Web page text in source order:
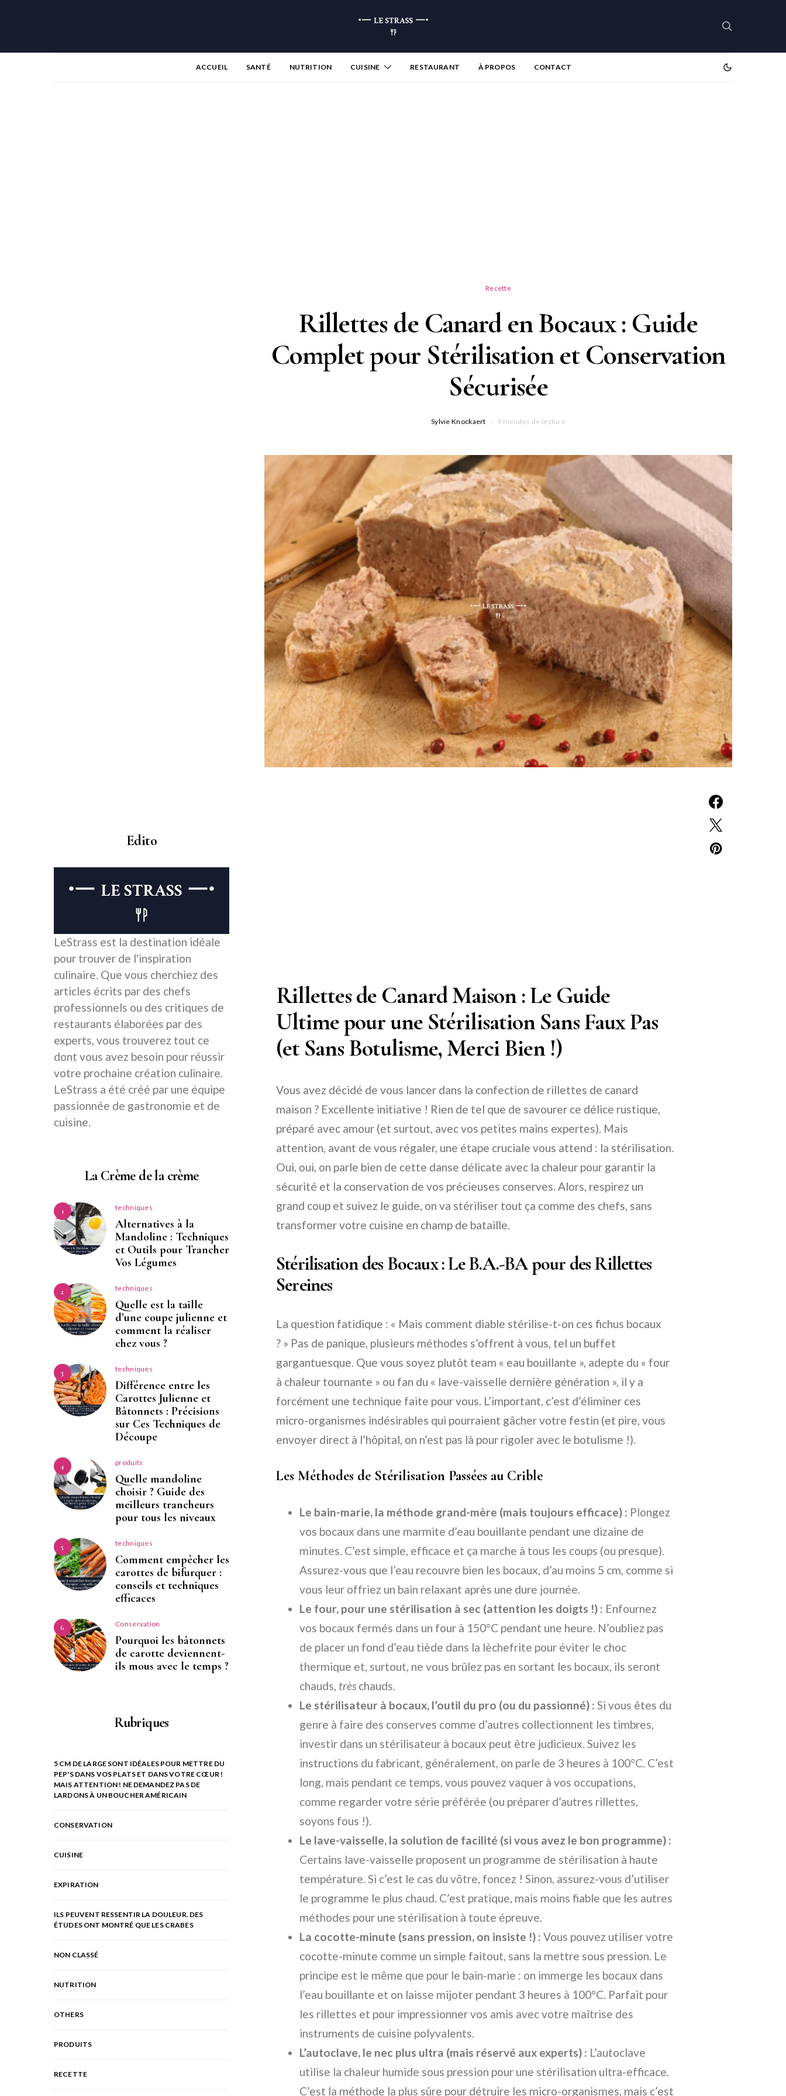
ACCUEIL SANTÉ NUTRITION CUISINE RESTAURANT À PROPOS CONTACT
Recette
Rillettes de Canard en Bocaux : Guide
Complet pour Stérilisation et Conservation
Sécurisée
Sylvie Knockaert 9 minutes de lecture
Rillettes de Canard Maison : Le Guide
Ultime pour une Stérilisation Sans Faux Pas
(et Sans Botulisme, Merci Bien !)
Vous avez décidé de vous lancer dans la confection de rillettes de canard
maison ? Excellente initiative ! Rien de tel que de savourer ce délice rustique,
préparé avec amour (et surtout, avec vos petites mains expertes). Mais
attention, avant de vous régaler, une étape cruciale vous attend : la stérilisation.
Oui, oui, on parle bien de cette danse délicate avec la chaleur pour garantir la
sécurité et la conservation de vos précieuses conserves. Alors, respirez un
grand coup et suivez le guide, on va stériliser tout ça comme des chefs, sans
transformer votre cuisine en champ de bataille.
Stérilisation des Bocaux : Le B.A.-BA pour des Rillettes
Sereines
La question fatidique : « Mais comment diable stérilise-t-on ces fichus bocaux
? » Pas de panique, plusieurs méthodes s’offrent à vous, tel un buffet
gargantuesque. Que vous soyez plutôt team « eau bouillante », adepte du « four
à chaleur tournante » ou fan du « lave-vaisselle dernière génération », il y a
forcément une technique faite pour vous. L’important, c’est d’éliminer ces
micro-organismes indésirables qui pourraient gâcher votre festin (et pire, vous
envoyer direct à l’hôpital, on n’est pas là pour rigoler avec le botulisme !).
Les Méthodes de Stérilisation Passées au Crible
Le bain-marie, la méthode grand-mère (mais toujours efficace) : Plongez
vos bocaux dans une marmite d’eau bouillante pendant une dizaine de
minutes. C’est simple, efficace et ça marche à tous les coups (ou presque).
Assurez-vous que l’eau recouvre bien les bocaux, d’au moins 5 cm, comme si
vous leur offriez un bain relaxant après une dure journée.
Le four, pour une stérilisation à sec (attention les doigts !) : Enfournez
vos bocaux fermés dans un four à 150°C pendant une heure. N’oubliez pas
de placer un fond d’eau tiède dans la lèchefrite pour éviter le choc
thermique et, surtout, ne vous brûlez pas en sortant les bocaux, ils seront
chauds, très chauds.
Le stérilisateur à bocaux, l’outil du pro (ou du passionné) : Si vous êtes du
genre à faire des conserves comme d’autres collectionnent les timbres,
investir dans un stérilisateur à bocaux peut être judicieux. Suivez les
instructions du fabricant, généralement, on parle de 3 heures à 100°C. C’est
long, mais pendant ce temps, vous pouvez vaquer à vos occupations,
comme regarder votre série préférée (ou préparer d’autres rillettes,
soyons fous !).
Le lave-vaisselle, la solution de facilité (si vous avez le bon programme) :
Certains lave-vaisselle proposent un programme de stérilisation à haute
température. Si c’est le cas du vôtre, foncez ! Sinon, assurez-vous d’utiliser
le programme le plus chaud. C’est pratique, mais moins fiable que les autres
méthodes pour une stérilisation à toute épreuve.
La cocotte-minute (sans pression, on insiste !) : Vous pouvez utiliser votre
cocotte-minute comme un simple faitout, sans la mettre sous pression. Le
principe est le même que pour le bain-marie : on immerge les bocaux dans
l’eau bouillante et on laisse mijoter pendant 3 heures à 100°C. Parfait pour
les rillettes et pour impressionner vos amis avec votre maîtrise des
instruments de cuisine polyvalents.
L’autoclave, le nec plus ultra (mais réservé aux experts) : L’autoclave
utilise la chaleur humide sous pression pour une stérilisation ultra-efficace.
C’est la méthode la plus sûre pour détruire les micro-organismes, mais c’est
Edito
LeStrass est la destination idéale
pour trouver de l'inspiration
culinaire. Que vous cherchiez des
articles écrits par des chefs
professionnels ou des critiques de
restaurants élaborées par des
experts, vous trouverez tout ce
dont vous avez besoin pour réussir
votre prochaine création culinaire.
LeStrass a été créé par une équipe
passionnée de gastronomie et de
cuisine.
La Crème de la crème
1 techniques
Alternatives à la
Mandoline : Techniques
et Outils pour Trancher
Vos Légumes
2 techniques
Quelle est la taille
d’une coupe julienne et
comment la réaliser
chez vous ?
3 techniques
Différence entre les
Carottes Julienne et
Bâtonnets : Précisions
sur Ces Techniques de
Découpe
4 produits
Quelle mandoline
choisir ? Guide des
meilleurs trancheurs
pour tous les niveaux
5 techniques
Comment empêcher les
carottes de bifurquer :
conseils et techniques
efficaces
6 Conservation
Pourquoi les bâtonnets
de carotte deviennent-
ils mous avec le temps ?
Rubriques
5 CM DE LARGE SONT IDÉALES POUR METTRE DU
PEP'S DANS VOS PLATS ET DANS VOTRE CŒUR !
MAIS ATTENTION ! NE DEMANDEZ PAS DE
LARDONS À UN BOUCHER AMÉRICAIN
CONSERVATION
CUISINE
EXPIRATION
ILS PEUVENT RESSENTIR LA DOULEUR. DES
ÉTUDES ONT MONTRÉ QUE LES CRABES
NON CLASSÉ
NUTRITION
OTHERS
PRODUITS
RECETTE